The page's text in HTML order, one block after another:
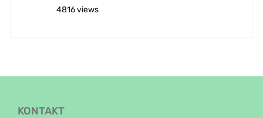
4816 views
KONTAKT